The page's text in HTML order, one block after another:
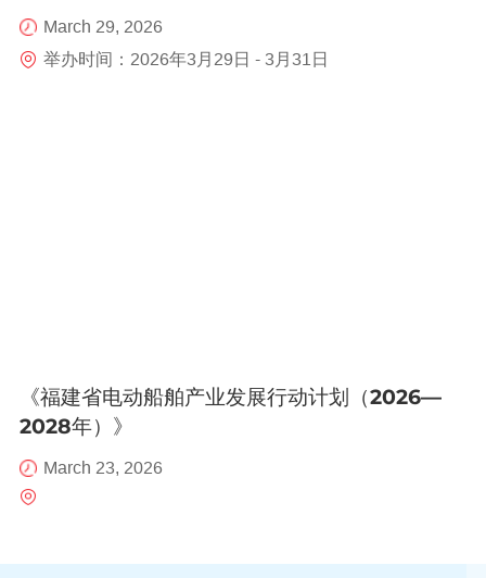
March 29, 2026
举办时间：2026年3月29日 - 3月31日
《福建省电动船舶产业发展行动计划（2026—
2028年）》
March 23, 2026